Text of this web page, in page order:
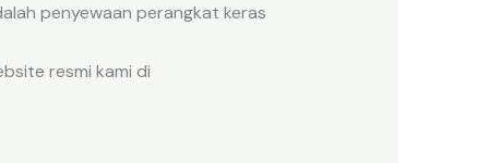
penyewaan perangkat keras
resmi kami di